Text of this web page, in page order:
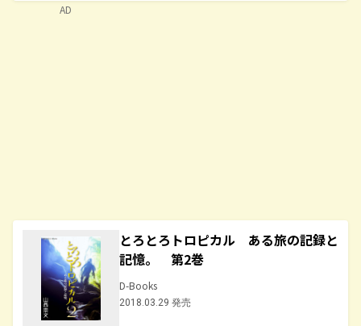
とろとろトロピカル ある旅の記録と
記憶。 第2巻
D-Books
2018.03.29 発売
AD